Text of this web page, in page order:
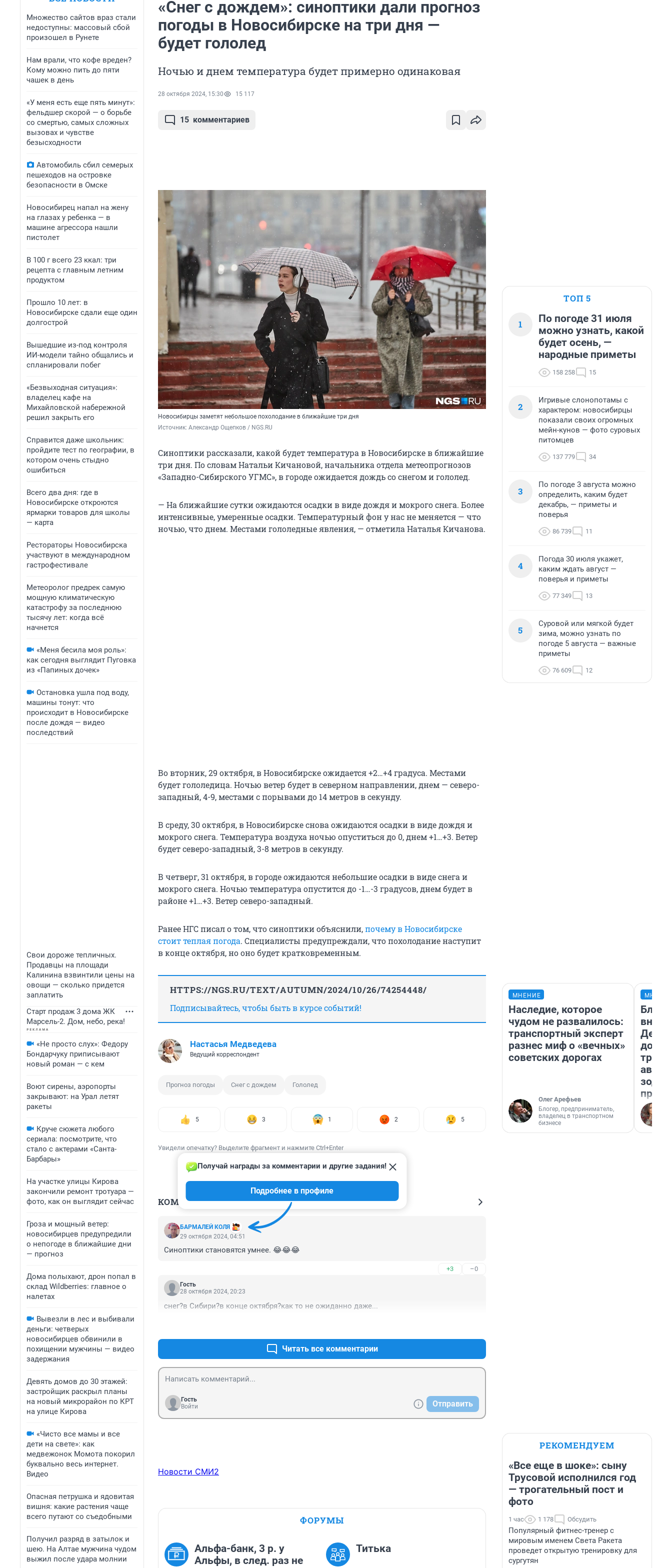
Множество сайтов враз стали
недоступны: массовый сбой
произошел в Рунете
Нам врали, что кофе вреден?
Кому можно пить до пяти
чашек в день
«У меня есть еще пять минут»:
фельдшер скорой — о борьбе
со смертью, самых сложных
вызовах и чувстве
безысходности
Автомобиль сбил семерых
пешеходов на островке
безопасности в Омске
Новосибирец напал на жену
на глазах у ребенка — в
машине агрессора нашли
пистолет
В 100 г всего 23 ккал: три
рецепта с главным летним
продуктом
Прошло 10 лет: в
Новосибирске сдали еще один
долгострой
Вышедшие из-под контроля
ИИ-модели тайно общались и
спланировали побег
«Безвыходная ситуация»:
владелец кафе на
Михайловской набережной
решил закрыть его
Справится даже школьник:
пройдите тест по географии, в
котором очень стыдно
ошибиться
Всего два дня: где в
Новосибирске откроются
ярмарки товаров для школы
— карта
Рестораторы Новосибирска
участвуют в международном
гастрофестивале
Метеоролог предрек самую
мощную климатическую
катастрофу за последнюю
тысячу лет: когда всё
начнется
«Меня бесила моя роль»:
как сегодня выглядит Пуговка
из «Папиных дочек»
Остановка ушла под воду,
машины тонут: что
происходит в Новосибирске
после дождя — видео
последствий
Свои дороже тепличных.
Продавцы на площади
Калинина взвинтили цены на
овощи — сколько придется
заплатить
Старт продаж 3 дома ЖК
Марсель-2. Дом, небо, река!
«Не просто слух»: Федору
Бондарчуку приписывают
новый роман — с кем
Воют сирены, аэропорты
закрывают: на Урал летят
ракеты
Круче сюжета любого
сериала: посмотрите, что
стало с актерами «Санта-
Барбары»
На участке улицы Кирова
закончили ремонт тротуара —
фото, как он выглядит сейчас
Гроза и мощный ветер:
новосибирцев предупредили
о непогоде в ближайшие дни
— прогноз
Дома полыхают, дрон попал в
склад Wildberries: главное о
налетах
Вывезли в лес и выбивали
деньги: четверых
новосибирцев обвинили в
похищении мужчины — видео
задержания
Девять домов до 30 этажей:
застройщик раскрыл планы
на новый микрорайон по КРТ
на улице Кирова
«Чисто все мамы и все
дети на свете»: как
медвежонок Момота покорил
буквально весь интернет.
Видео
Опасная петрушка и ядовитая
вишня: какие растения чаще
всего путают со съедобными
Получил разряд в затылок и
шею. На Алтае мужчина чудом
выжил после удара молнии
«Снег с дождем»: синоптики дали прогноз
погоды в Новосибирске на три дня —
будет гололед
Ночью и днем температура будет примерно одинаковая
28 октября 2024, 15:30 15 117
15 комментариев
Новосибирцы заметят небольшое похолодание в ближайшие три дня
Источник: Александр Ощепков / NGS.RU
Синоптики рассказали, какой будет температура в Новосибирске в ближайшие
три дня. По словам Натальи Кичановой, начальника отдела метеопрогнозов
«Западно-Сибирского УГМС», в городе ожидается дождь со снегом и гололед.
— На ближайшие сутки ожидаются осадки в виде дождя и мокрого снега. Более
интенсивные, умеренные осадки. Температурный фон у нас не меняется — что
ночью, что днем. Местами гололедные явления, — отметила Наталья Кичанова.
Во вторник, 29 октября, в Новосибирске ожидается +2…+4 градуса. Местами
будет гололедица. Ночью ветер будет в северном направлении, днем — северо-
западный, 4-9, местами с порывами до 14 метров в секунду.
В среду, 30 октября, в Новосибирске снова ожидаются осадки в виде дождя и
мокрого снега. Температура воздуха ночью опуститься до 0, днем +1…+3. Ветер
будет северо-западный, 3-8 метров в секунду.
В четверг, 31 октября, в городе ожидаются небольшие осадки в виде снега и
мокрого снега. Ночью температура опустится до -1…-3 градусов, днем будет в
районе +1…+3. Ветер северо-западный.
Ранее НГС писал о том, что синоптики объяснили,почему в Новосибирске
стоит теплая погода. Специалисты предупреждали, что похолодание наступит
в конце октября, но оно будет кратковременным.
HTTPS://NGS.RU/TEXT/AUTUMN/2024/10/26/74254448/
Подписывайтесь, чтобы быть в курсе событий!
Настасья Медведева
Ведущий корреспондент
Прогноз погоды Снег с дождем Гололед
5 3 1 2 5
Увидели опечатку? Выделите фрагмент и нажмите Ctrl+Enter
КОММЕНТАРИИ 15
БАРМАЛЕЙ КОЛЯ
Получай награды за комментарии и другие задания!
Подробнее в профиле
29 октября 2024, 04:51
Синоптики становятся умнее. 😂😂😂
+3 –0
Гость
28 октября 2024, 20:23
снег?в Сибири?в конце октября?как то не ожиданно даже...
Читать все комментарии
Гость
Войти
Отправить
Новости СМИ2
ФОРУМЫ
Альфа-банк, 3 р. у
Альфы, в след. раз не
Титька
ТОП 5
1
По погоде 31 июля
можно узнать, какой
будет осень, —
народные приметы
158 258 15
2
Игривые слонопотамы с
характером: новосибирцы
показали своих огромных
мейн-кунов — фото суровых
питомцев
137 779 34
3
По погоде 3 августа можно
определить, каким будет
декабрь, — приметы и
поверья
86 739 11
4
Погода 30 июля укажет,
каким ждать август —
поверья и приметы
77 349 13
5
Суровой или мягкой будет
зима, можно узнать по
погоде 5 августа — важные
приметы
76 609 12
МНЕНИЕ
Наследие, которое
чудом не развалилось:
транспортный эксперт
разнес миф о «вечных»
советских дорогах
Олег Арефьев
Блогер, предприниматель,
владелец в транспортном
бизнесе
РЕКОМЕНДУЕМ
«Все еще в шоке»: сыну
Трусовой исполнился год
— трогательный пост и
фото
1 час 1 178 Обсудить
Популярный фитнес-тренер с
мировым именем Света Ракета
проведет открытую тренировку для
сургутян